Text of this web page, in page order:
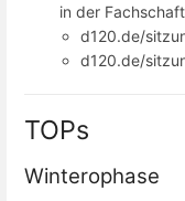
in der
d120.de/
d120.de/
TOPs
Winterophase